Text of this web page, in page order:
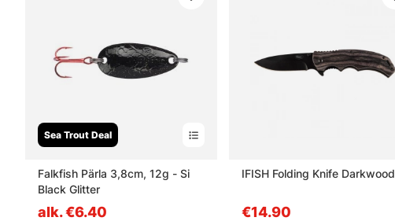
Sea Trout Deal
Falkfish Pärla 3,8cm, 12g - Si
Black Glitter
alk. €6.40
IFISH Folding Knife Darkwood
€14.90